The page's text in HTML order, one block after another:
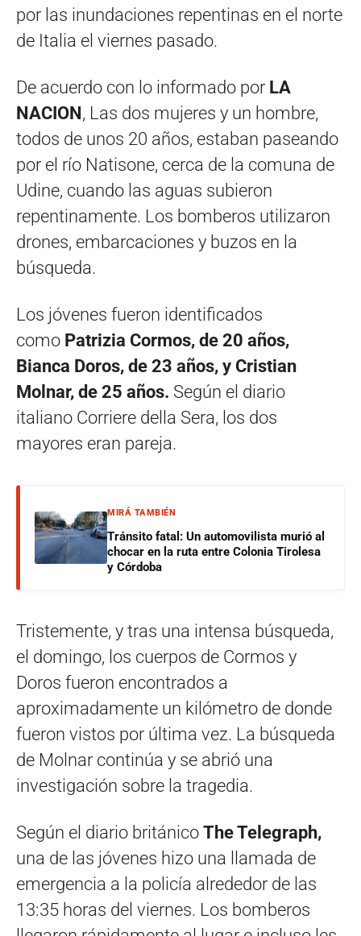
por las inundaciones repentinas en el norte
de Italia el viernes pasado.
De acuerdo con lo informado por LA
NACION, Las dos mujeres y un hombre,
todos de unos 20 años, estaban paseando
por el río Natisone, cerca de la comuna de
Udine, cuando las aguas subieron
repentinamente. Los bomberos utilizaron
drones, embarcaciones y buzos en la
búsqueda.
Los jóvenes fueron identificados
como Patrizia Cormos, de 20 años,
Bianca Doros, de 23 años, y Cristian
Molnar, de 25 años. Según el diario
italiano Corriere della Sera, los dos
mayores eran pareja.
MIRÁ TAMBIÉN
Tránsito fatal: Un automovilista murió al
chocar en la ruta entre Colonia Tirolesa
y Córdoba
Tristemente, y tras una intensa búsqueda,
el domingo, los cuerpos de Cormos y
Doros fueron encontrados a
aproximadamente un kilómetro de donde
fueron vistos por última vez. La búsqueda
de Molnar continúa y se abrió una
investigación sobre la tragedia.
Según el diario británico The Telegraph,
una de las jóvenes hizo una llamada de
emergencia a la policía alrededor de las
13:35 horas del viernes. Los bomberos